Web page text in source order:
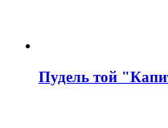
Пудель той